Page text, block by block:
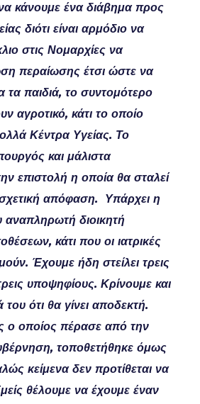
κάνουμε ένα διάβημα προς
διότι είναι αρμόδιο να
στις Νομαρχίες να
περαίωσης έτσι ώστε να
τα παιδιά, το συντομότερο
αγροτικό, κάτι το οποίο
Κέντρα Υγείας. Το
και μάλιστα
επιστολή η οποία θα σταλεί
απόφαση. Υπάρχει η
αναπληρωτή διοικητή
κάτι που οι ιατρικές
Έχουμε ήδη στείλει τρεις
υποψηφίους. Κρίνουμε και
ότι θα γίνει αποδεκτή.
ο οποίος πέρασε από την
τοποθετήθηκε όμως
κείμενα δεν προτίθεται να
θέλουμε να έχουμε έναν